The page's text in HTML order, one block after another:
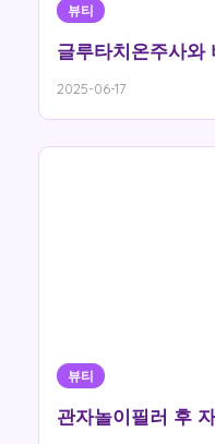
뷰티
글루타치온주사와
2025-06-17
뷰티
관자놀이필러 후